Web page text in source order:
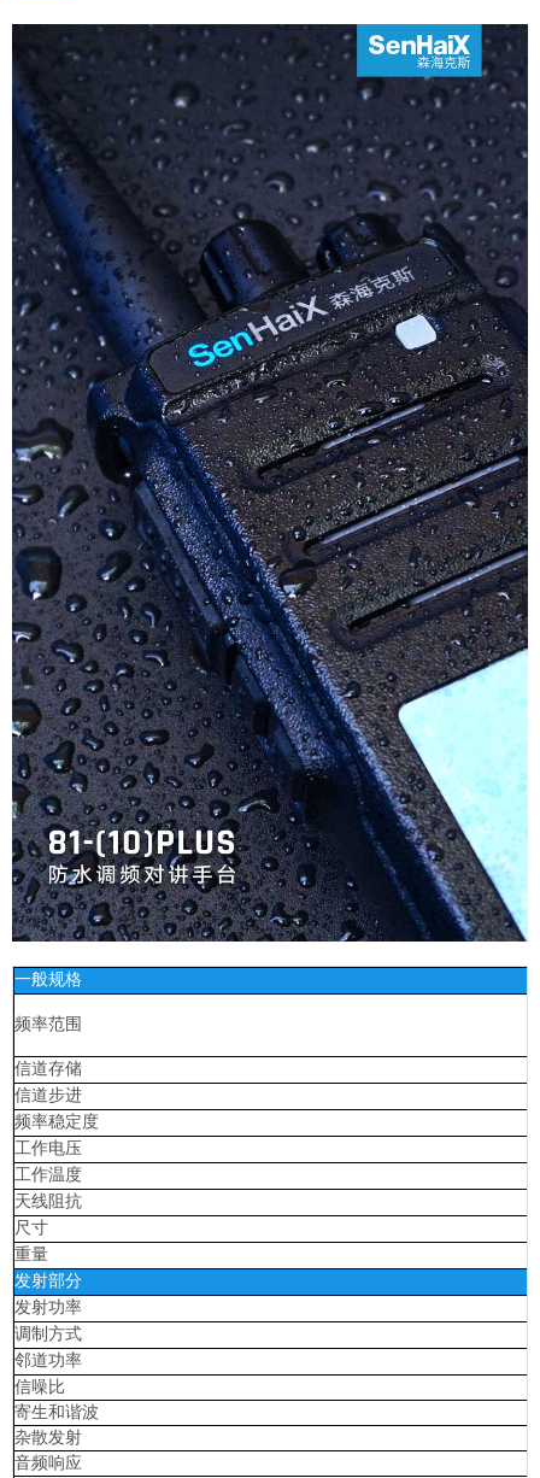
一般规格
频率范围
信道存储
信道步进
频率稳定度
工作电压
工作温度
天线阻抗
尺寸
重量
发射部分
发射功率
调制方式
邻道功率
信噪比
寄生和谐波
杂散发射
音频响应